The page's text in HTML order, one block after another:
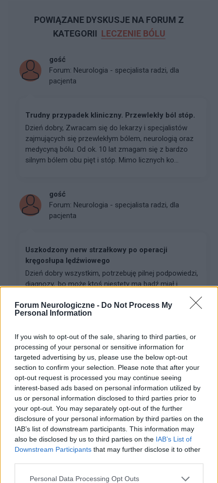
Forum Neurologiczne - Do Not Process My
Personal Information
If you wish to opt-out of the sale, sharing to third parties, or
processing of your personal or sensitive information for
targeted advertising by us, please use the below opt-out
section to confirm your selection. Please note that after your
opt-out request is processed you may continue seeing
interest-based ads based on personal information utilized by
us or personal information disclosed to third parties prior to
your opt-out. You may separately opt-out of the further
disclosure of your personal information by third parties on the
IAB’s list of downstream participants. This information may
also be disclosed by us to third parties on the IAB’s List of
Downstream Participants that may further disclose it to other
Personal Data Processing Opt Outs
POWIĄZANE DYSKUSJE NA FORUM Z
KATEGORII LECZENIE BÓLU
gość
Forum: Neurologia - specjalista radzi, dla
pacjenta
Trudny przypadek kliniczny. Przewlekły ból stóp.
Dzień dobry, Zwracam się do lekarzy i specjalistów
zajmujących się przewlekłym bólem, neurologią oraz
medycyną bólu. Od ok. 10 lat zmagam się z bardzo
silnym bólem obu pięt i stóp. Mimo licznych ko...
gość
Forum: Neurologia - specjalista radzi, dla
pacjenta
Uszkodzony nerw strzałkowy po operacji
kręgosłupa lędźwiowego
Dzień dobry wszystkim, potrzebuję pilnej podpowiedzi,
diagnozy,..bo może ktoś niestety ma bądź miał i
przechodził podobny przypadek a mianowicie jestem
po operacji 4 tej kręgosłupa lędźwiowego. Trzy ...
gość
Forum: Neurologia - forum dla rodziny i pacjenta
Uszkodzony nerw strzałkowy lewej nogi po
operacji kręgosłupa lędźwiowego
Dzień dobry wszystkim, potrzebuję pilnej podpowiedzi,
diagnozy,..bo może ktoś niestety ma bądź miał i
przechodził podobny przypadek a mianowicie jestem
po operacji 4 tej kręgosłupa lędźwiowego. Trzy...
gość